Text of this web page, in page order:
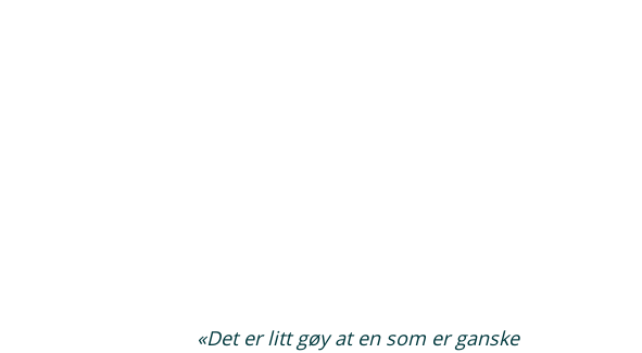
«Det er litt gøy at en som er ganske